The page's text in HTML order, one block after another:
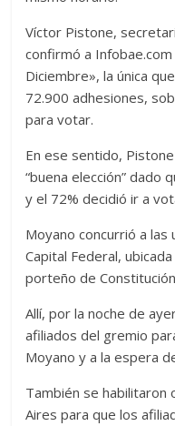
Víctor Pistone,
confirmó a
Diciembre», la única
72.900 adhesiones,
para votar.
En ese sentido,
“buena elección” dado
y el 72% decidió ir a
Moyano concurrió a
Capital Federal,
porteño de
Allí, por la noche de
afiliados del gremio
Moyano y a la espera
También se habilitaron
Aires para que los